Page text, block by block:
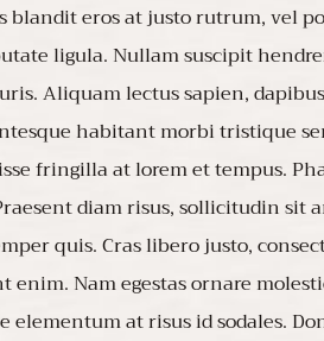
eros at justo rutrum, vel
ligula. Nullam suscipit
Aliquam lectus sapien,
habitant morbi tristique
fringilla at lorem et tempus.
diam risus, sollicitudin sit
quis. Cras libero justo,
Nam egestas ornare
at risus id sodales.